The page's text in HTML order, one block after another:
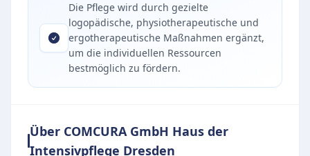
Die Pflege wird durch gezielte
logopädische, physiotherapeutische und
ergotherapeutische Maßnahmen ergänzt,
um die individuellen Ressourcen
bestmöglich zu fördern.
Über COMCURA GmbH Haus der
Intensivpflege Dresden